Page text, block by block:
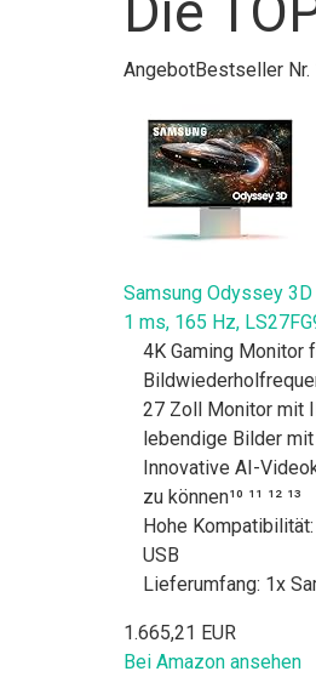
AngebotBestseller Nr.
Samsung Odyssey
1 ms, 165 Hz,
4K Gaming Monitor
27 Zoll Monitor mit
lebendige Bilder
Innovative AI-
zu können¹⁰ ¹¹ ¹² ¹³
Hohe
USB
Lieferumfang: 1x
1.665,21 EUR
Bei Amazon ansehen